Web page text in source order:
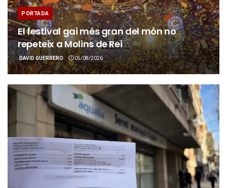
PORTADA
El festival gai més gran del món no
repeteix a Molins de Rei
DAVID GUERRERO 05/08/2026